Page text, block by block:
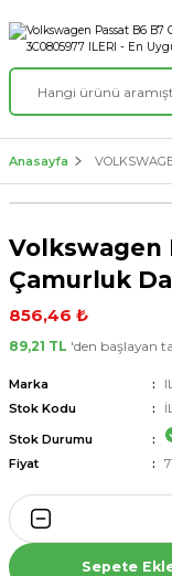
Anasayfa
Volkswagen
Çamurluk
856,46 ₺
89,21 TL 'den başlayan
Marka
Stok Kodu
Stok Durumu
Fiyat
Sepete